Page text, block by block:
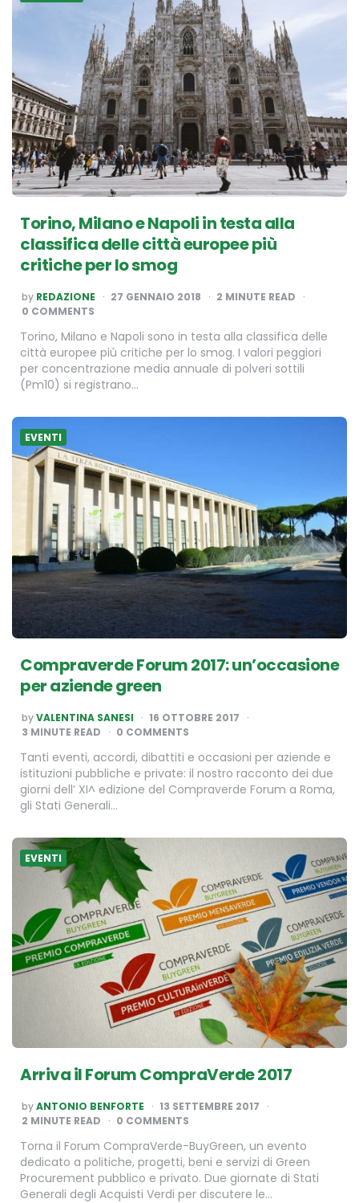
Torino, Milano e Napoli in testa alla
classifica delle città europee più
critiche per lo smog
POSTED
BY
by REDAZIONE 27 GENNAIO 2018 2 MINUTE READ
0 COMMENTS
Torino, Milano e Napoli sono in testa alla classifica delle
città europee più critiche per lo smog. I valori peggiori
per concentrazione media annuale di polveri sottili
(Pm10) si registrano…
EVENTI
Compraverde Forum 2017: un’occasione
per aziende green
POSTED
BY
byVALENTINA SANESI
16 OTTOBRE 2017
3 MINUTE READ 0 COMMENTS
Tanti eventi, accordi, dibattiti e occasioni per aziende e
istituzioni pubbliche e private: il nostro racconto dei due
giorni dell’ XI^ edizione del Compraverde Forum a Roma,
gli Stati Generali…
EVENTI
Arriva il Forum CompraVerde 2017
POSTED
BY
byANTONIO BENFORTE
13 SETTEMBRE 2017
2 MINUTE READ 0 COMMENTS
Torna il Forum CompraVerde-BuyGreen, un evento
dedicato a politiche, progetti, beni e servizi di Green
Procurement pubblico e privato. Due giornate di Stati
Generali degli Acquisti Verdi per discutere le…